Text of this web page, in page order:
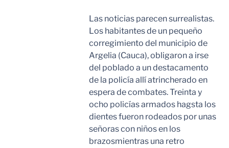
Las noticias parecen surrealistas.
Los habitantes de un pequeño
corregimiento del municipio de
Argelia (Cauca), obligaron a irse
del poblado a un destacamento
de la policía allí atrincherado en
espera de combates. Treinta y
ocho policías armados hagsta los
dientes fueron rodeados por unas
señoras con niños en los
brazosmientras una retro